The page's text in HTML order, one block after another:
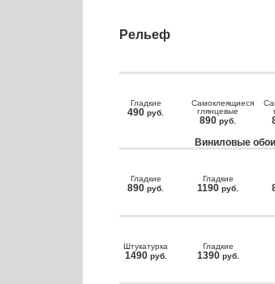
Рельеф
Гладкие
490 руб.
Самоклеящиеся
глянцевые
890 руб.
Виниловые
Гладкие
890 руб.
Гладкие
1190 руб.
Штукатурка
1490 руб.
Гладкие
1390 руб.